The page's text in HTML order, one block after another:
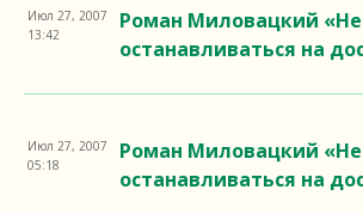
Роман Миловацкий «Не
останавливаться на
Июл 27, 2007
13:42
Роман Миловацкий «Не
останавливаться на
Июл 27, 2007
05:18